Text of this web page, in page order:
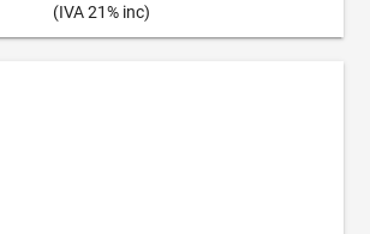
(IVA 21% inc)